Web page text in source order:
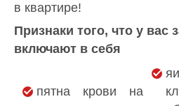
в квартире!
Признаки того, что у вас
включают в себя
пятна крови на